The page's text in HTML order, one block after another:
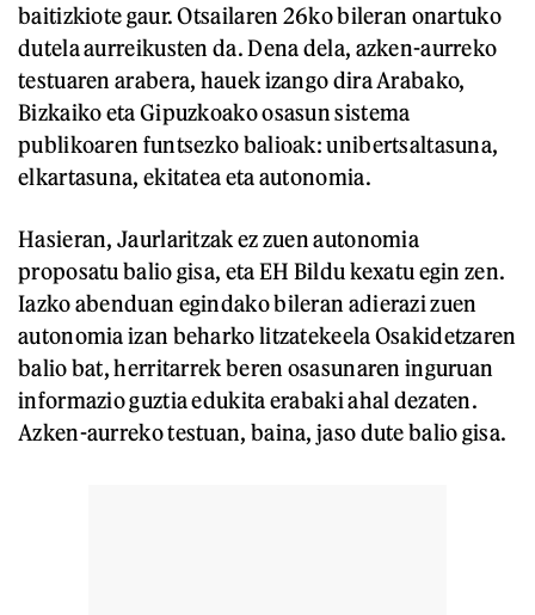
baitizkiote gaur. Otsailaren 26ko bileran onartuko
dutela aurreikusten da. Dena dela, azken-aurreko
testuaren arabera, hauek izango dira Arabako,
Bizkaiko eta Gipuzkoako osasun sistema
publikoaren funtsezko balioak: unibertsaltasuna,
elkartasuna, ekitatea eta autonomia.
Hasieran, Jaurlaritzak ez zuen autonomia
proposatu balio gisa, eta EH Bildu kexatu egin zen.
Iazko abenduan egindako bileran adierazi zuen
autonomia izan beharko litzatekeela Osakidetzaren
balio bat, herritarrek beren osasunaren inguruan
informazio guztia edukita erabaki ahal dezaten.
Azken-aurreko testuan, baina, jaso dute balio gisa.